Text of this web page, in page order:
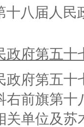
十八届人
政府第五十
政府第五
右前旗第
关单位及